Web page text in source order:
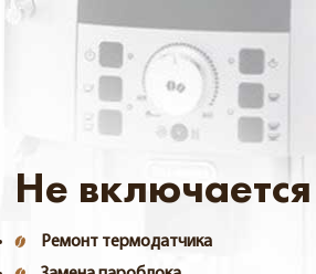
Не включается
Ремонт термодатчика